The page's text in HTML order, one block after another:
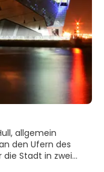
allgemein
den Ufern des
die Stadt in zwei